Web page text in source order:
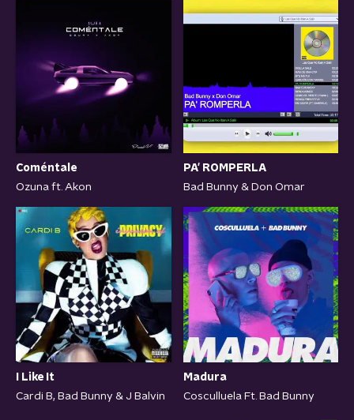
Coméntale
Ozuna ft. Akon
PA' ROMPERLA
Bad Bunny & Don Omar
I Like It
Cardi B, Bad Bunny & J Balvin
Madura
Cosculluela Ft. Bad Bunny